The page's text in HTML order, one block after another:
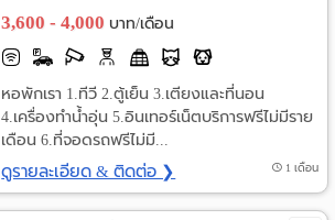
3,600 - 4,000 บาท/เดือน
หอพักเรา 1.ทีวี 2.ตู้เย็น 3.เตียงและที่นอน
4.เครื่องทำน้ำอุ่น 5.อินเทอร์เน็ตบริการฟรีไม่มีราย
เดือน 6.ที่จอดรถฟรีไม่มี...
ดูรายละเอียด & ติดต่อ ❯ 1 เดือน